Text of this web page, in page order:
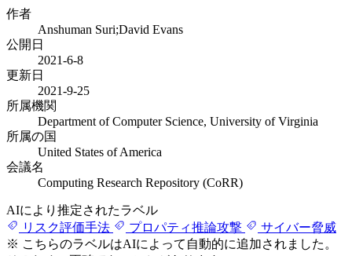
作者
Anshuman Suri;David Evans
公開日
2021-6-8
更新日
2021-9-25
所属機関
Department of Computer Science, University of Virginia
所属の国
United States of America
会議名
Computing Research Repository (CoRR)
AIにより推定されたラベル
リスク評価手法
プロパティ推論攻撃
サイバー脅威
※ こちらのラベルはAIによって自動的に追加されました。